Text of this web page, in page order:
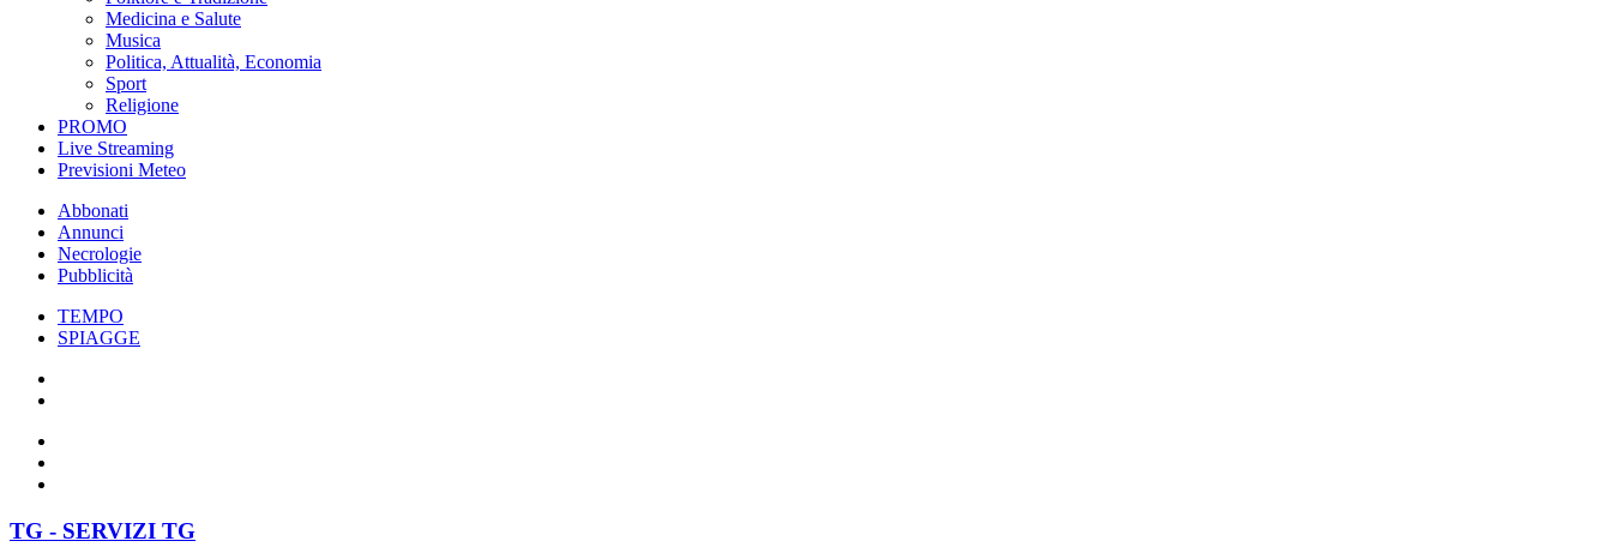
Medicina e Salute
Musica
Politica, Attualità, Economia
Sport
Religione
PROMO
Live Streaming
Previsioni Meteo
Abbonati
Annunci
Necrologie
Pubblicità
TEMPO
SPIAGGE
TG - SERVIZI TG